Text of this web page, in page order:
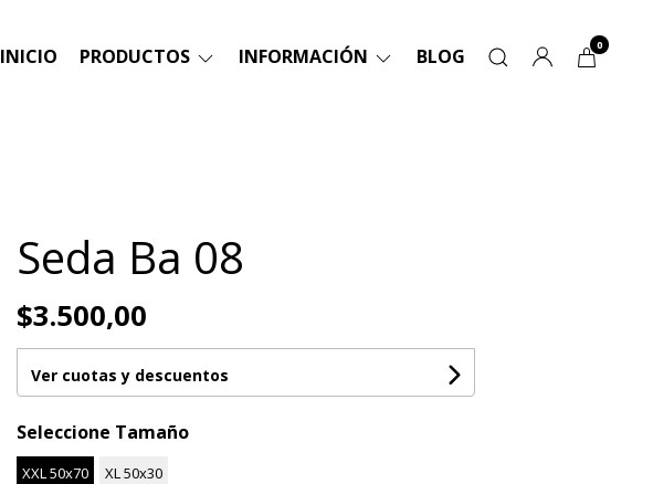
INICIO PRODUCTOS INFORMACIÓN BLOG 0
Seda Ba 08
$3.500,00
Ver cuotas y descuentos
Seleccione Tamaño
XXL 50x70 XL 50x30